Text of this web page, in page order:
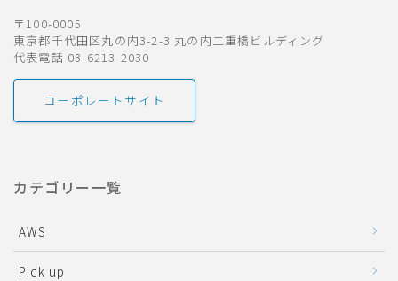
〒100-0005
東京都千代田区丸の内3-2-3 丸の内二重橋ビルディング
代表電話 03-6213-2030
コーポレートサイト
カテゴリー一覧
AWS
Pick up